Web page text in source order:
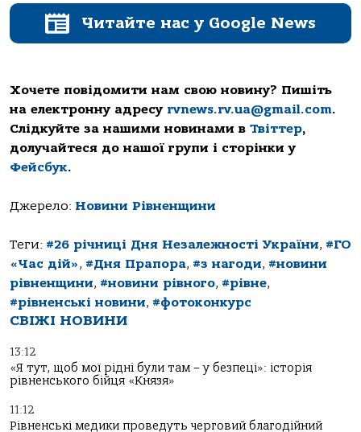
Читайте нас у Google News
Хочете повідомити нам свою новину? Пишіть
на електронну адресу rvnews.rv.ua@gmail.com.
Слідкуйте за нашими новинами в Твіттер,
долучайтеся до нашої групи і сторінки у
Фейсбук.
Джерело: Новини Рівненщини
Теги: #26 річниці Дня Незалежності України, #ГО
«Час дій», #Дня Прапора, #з нагоди, #новини
рівненщини, #новини рівного, #рівне,
#рівненські новини, #фотоконкурс
СВІЖІ НОВИНИ
13:12
«Я тут, щоб мої рідні були там – у безпеці»: історія
рівненського бійця «Князя»
11:12
Рівненські медики проведуть черговий благодійний